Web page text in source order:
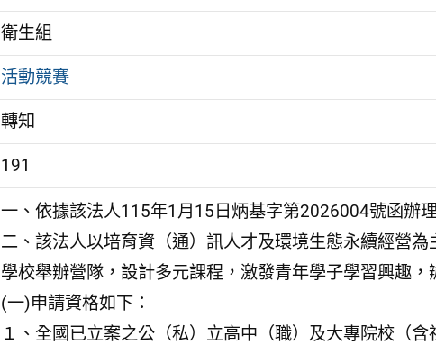
衛生組
活動競賽
轉知
191
一、依據該法人115年1月15日炳基字第2026004號函辦
二、該法人以培育資（通）訊人才及環境生態永續經營
學校舉辦營隊，設計多元課程，激發青年學子學習興趣，
(一)申請資格如下：
１、全國已立案之公（私）立高中（職）及大專院校（含